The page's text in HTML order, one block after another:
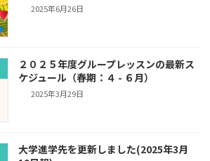
2025年6月26日
２０２５年度グループレッスンの最新ス
ケジュール（春期：４ - ６月）
2025年3月29日
大学進学先を更新しました(2025年3月